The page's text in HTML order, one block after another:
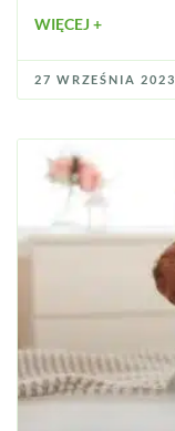
WIĘCEJ +
27 WRZEŚNIA 2023